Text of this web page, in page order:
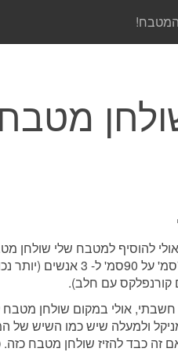
המטבח!
להוסיף למטבח שלי שולחן
קורנפלקס עם חלב).
ולמעלה שיש כמו השיש של
זה כבד להזיז שולחן מטבח כזה.